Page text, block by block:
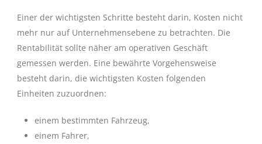
Einer der wichtigsten Schritte besteht darin, Kosten nicht
mehr nur auf Unternehmensebene zu betrachten. Die
Rentabilität sollte näher am operativen Geschäft
gemessen werden. Eine bewährte Vorgehensweise
besteht darin, die wichtigsten Kosten folgenden
Einheiten zuzuordnen:
einem bestimmten Fahrzeug,
einem Fahrer,